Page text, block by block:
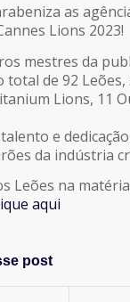
as
Lions 2023!
mestres da
de 92 Leões,
Lions, 11
e
da indústria
Leões na
aqui
post